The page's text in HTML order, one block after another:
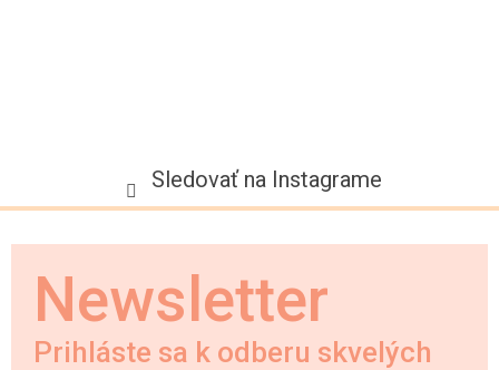
Sledovať na Instagrame
Newsletter
Prihláste sa k odberu skvelých